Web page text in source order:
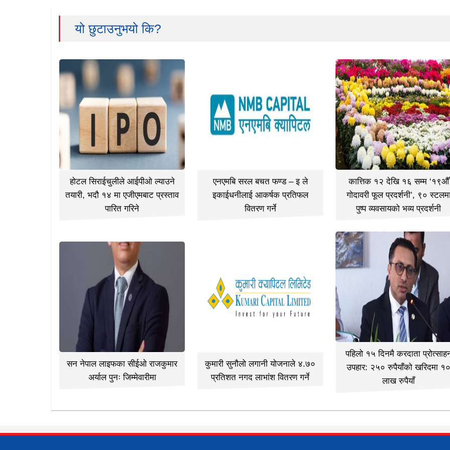
यो छुटाउनुभयो कि?
होटल सिराईचुलीले आईपीओ ल्याउने
तयारी, भदौ १४ मा एजीएमबाट प्रस्ताव
पारित गरिने
एनएमबि सरल बचत फण्ड – इ ले
इकाईधनीलाई आकर्षक प्रतिफल
वितरण गर्ने
कात्तिक १२ देखि १६ सम्म ‘१९औँ
गोदावरी फूल प्रदर्शनी’, ९०
पुष्प व्यवसायको भव्य प्रदर्शनी
सन नेपाल लाइफका सीईओ राजकुमार
अर्याल पुनः जिम्मेवारीमा
कुमारी सुनौलो लगानी योजनाले ४.७०
प्रतिशत नगद लाभांश वितरण गर्ने
पहिलो १५ दिनमै करदाता
उपहार: २५० रुपैयाँको खरिदमा
लाख रुपैयाँ